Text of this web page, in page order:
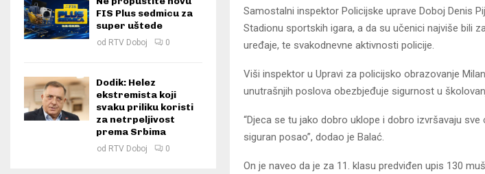
Samostalni inspektor Policijske uprave Doboj Denis
Stadionu sportskih igara, a da su učenici najviše bili
uređaje, te svakodnevne aktivnosti policije.
Viši inspektor u Upravi za policijsko obrazovanje
unutrašnjih poslova obezbjeđuje sigurnost u
“Djeca se tu jako dobro uklope i dobro izvršavaju
siguran posao”, dodao je Balać.
On je naveo da je za 11. klasu predviđen upis 130
FIS Plus sedmicu za
super uštede
od RTV Doboj 0
Dodik: Helez
ekstremista koji
svaku priliku koristi
za netrpeljivost
prema Srbima
od RTV Doboj 0